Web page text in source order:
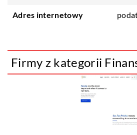
Adres internetowy
Firmy z kategorii